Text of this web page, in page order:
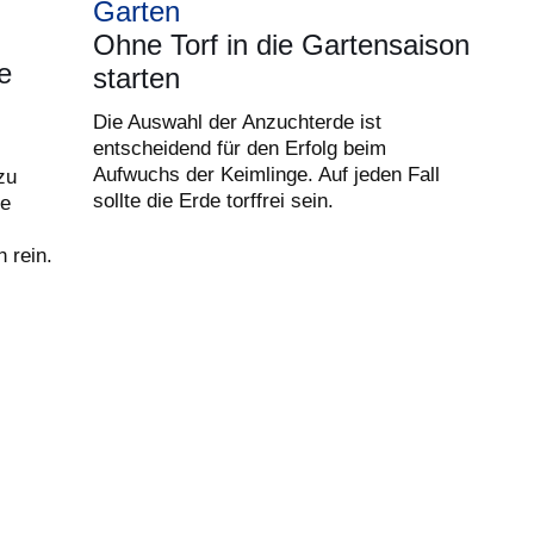
rein.
Garten
Ohne Torf in die Gartensaison
starten
Die Auswahl der Anzuchterde ist
entscheidend für den Erfolg beim
Aufwuchs der Keimlinge. Auf jeden Fall
sollte die Erde torffrei sein.